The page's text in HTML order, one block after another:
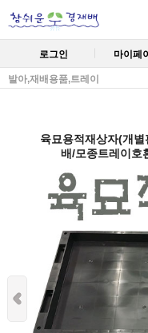
로그인 마이페
발아,재배용품,트레이
육묘용적재상자(개
배/모종트레이호